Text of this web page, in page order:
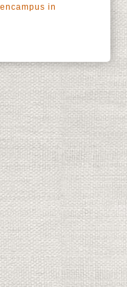
in